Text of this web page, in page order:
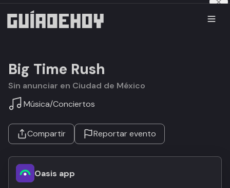
Big Time Rush
Sin anunciar en Ciudad de México
Música/Conciertos
Compartir Reportar evento
Oasis app